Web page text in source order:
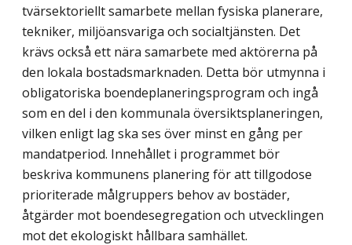
tvärsektoriellt samarbete mellan fysiska planerare,
tekniker, miljöansvariga och socialtjänsten. Det
krävs också ett nära samarbete med aktörerna på
den lokala bostadsmarknaden. Detta bör utmynna i
obligatoriska boendeplaneringsprogram och ingå
som en del i den kommunala översiktsplaneringen,
vilken enligt lag ska ses över minst en gång per
mandatperiod. Innehållet i programmet bör
beskriva kommunens planering för att tillgodose
prioriterade målgruppers behov av bostäder,
åtgärder mot boendesegregation och utvecklingen
mot det ekologiskt hållbara samhället.